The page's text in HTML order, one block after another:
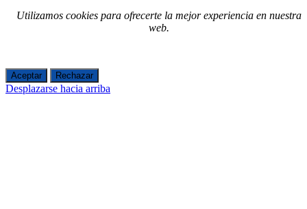
Utilizamos cookies para ofrecerte la mejor experiencia en nuestra
web.
Aceptar Rechazar
Desplazarse hacia arriba